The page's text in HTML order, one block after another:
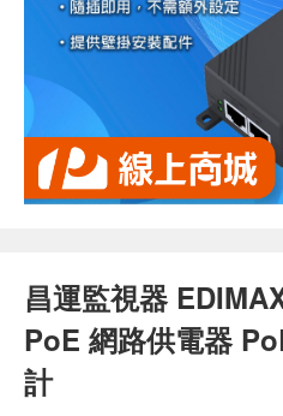
昌運監視器
PoE 網路供電器
計